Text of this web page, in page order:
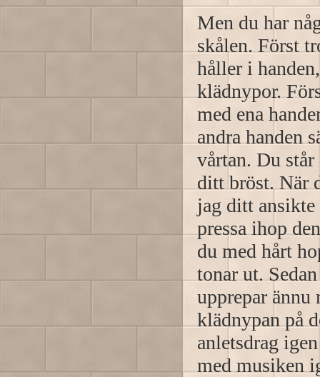
Men du har
skålen. Först
håller i
klädnypor.
med ena
andra handen
vårtan. Du
ditt bröst. När
jag ditt ansikte
pressa ihop
du med hårt
tonar ut.
upprepar
klädnypan på
anletsdrag
med musiken